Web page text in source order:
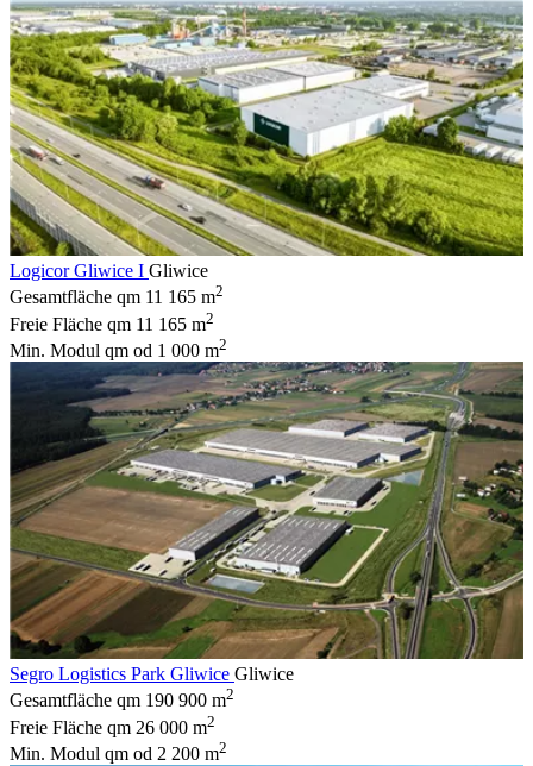
Logicor Gliwice I Gliwice
Gesamtfläche qm 11 165 m2
Freie Fläche qm 11 165 m2
Min. Modul qm od 1 000 m2
Segro Logistics Park Gliwice Gliwice
Gesamtfläche qm 190 900 m2
Freie Fläche qm 26 000 m2
Min. Modul qm od 2 200 m2